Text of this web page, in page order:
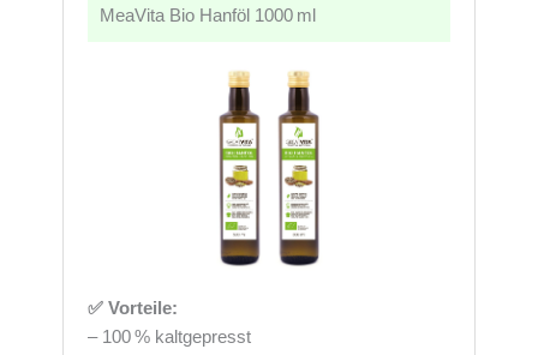
MeaVita Bio Hanföl 1000 ml
✅ Vorteile:
– 100 % kaltgepresst